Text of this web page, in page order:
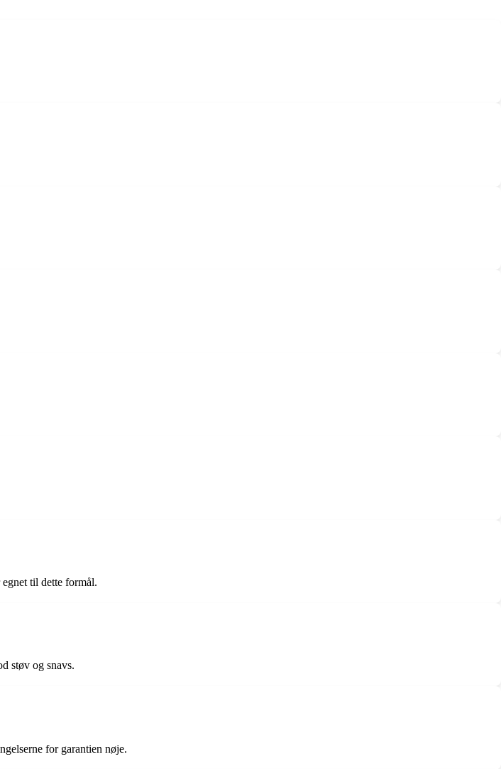
til dette formål.
støv og snavs.
for garantien nøje.